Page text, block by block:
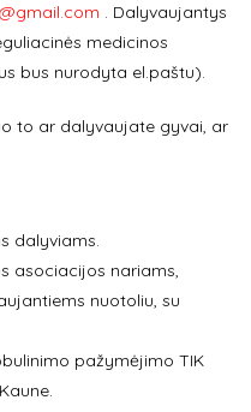
. Dalyvaujantys
medicinos
bus nurodyta el.paštu).
to ar dalyvaujate gyvai, ar
dalyviams.
asociacijos nariams,
nuotoliu, su
pažymėjimo TIK